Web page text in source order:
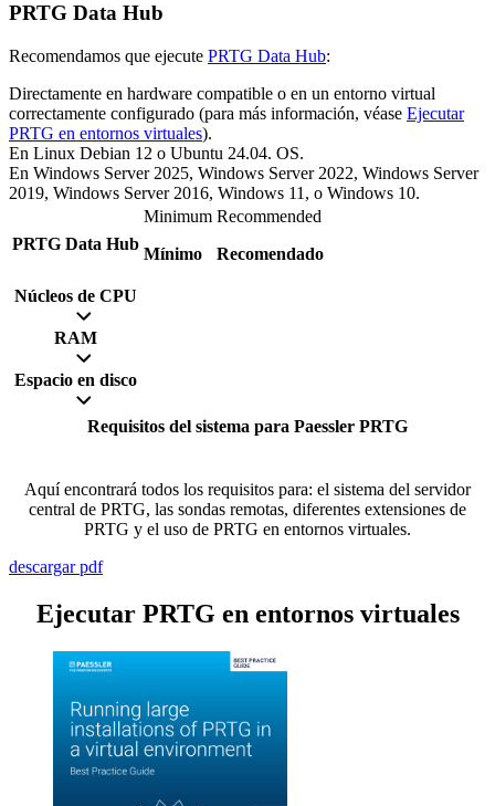
PRTG Data Hub
Recomendamos que ejecute PRTG Data Hub:
Directamente en hardware compatible o en un entorno virtual
correctamente configurado (para más información, véase Ejecutar
PRTG en entornos virtuales).
En Linux Debian 12 o Ubuntu 24.04. OS.
En Windows Server 2025, Windows Server 2022, Windows Server
2019, Windows Server 2016, Windows 11, o Windows 10.
PRTG Data Hub
Minimum
Mínimo
Recommended
Recomendado
Núcleos de CPU
RAM
Espacio en disco
Requisitos del sistema para Paessler PRTG
Aquí encontrará todos los requisitos para: el sistema del servidor
central de PRTG, las sondas remotas, diferentes extensiones de
PRTG y el uso de PRTG en entornos virtuales.
descargar pdf
Ejecutar PRTG en entornos virtuales